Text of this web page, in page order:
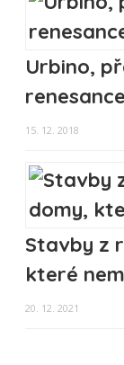
Urbino,
renesance
15. 12. 2018
Stavby z
které
20. 12. 2021